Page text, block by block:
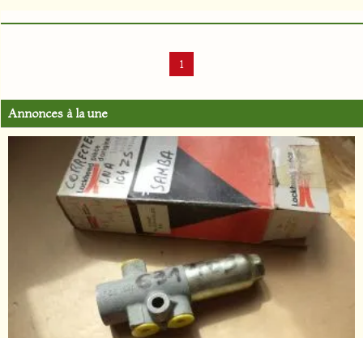
Annonces à la une
1